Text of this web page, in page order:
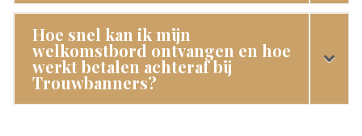
Hoe snel kan ik mijn
welkomstbord ontvangen en hoe
werkt betalen achteraf bij
Trouwbanners?